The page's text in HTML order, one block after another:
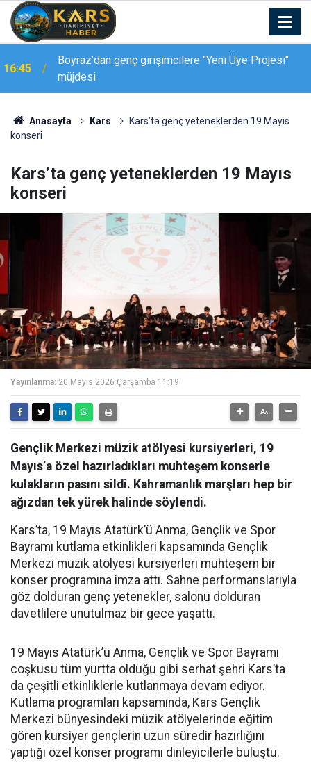
16:37
Palandöken Geçidi’nde feci kaza: 150 metrelik
uçuruma yuvarlandı
Anasayfa Kars
Kars’ta genç yeteneklerden 19 Mayıs
konseri
Kars’ta genç yeteneklerden 19 Mayıs
konseri
Yayınlanma: 20 Mayıs 2026 Çarşamba 11:19
Gençlik Merkezi müzik atölyesi kursiyerleri, 19
Mayıs’a özel hazırladıkları muhteşem konserle
kulakların pasını sildi. Kahramanlık marşları hep bir
ağızdan tek yürek halinde söylendi.
Kars’ta, 19 Mayıs Atatürk’ü Anma, Gençlik ve Spor
Bayramı kutlama etkinlikleri kapsamında Gençlik
Merkezi müzik atölyesi kursiyerleri muhteşem bir
konser programına imza attı. Sahne performanslarıyla
göz dolduran genç yetenekler, salonu dolduran
davetlilere unutulmaz bir gece yaşattı.
19 Mayıs Atatürk’ü Anma, Gençlik ve Spor Bayramı
coşkusu tüm yurtta olduğu gibi serhat şehri Kars’ta
da çeşitli etkinliklerle kutlanmaya devam ediyor.
Kutlama programları kapsamında, Kars Gençlik
Merkezi bünyesindeki müzik atölyelerinde eğitim
gören kursiyer gençlerin uzun süredir hazırlığını
yaptığı özel konser programı dinleyicilerle buluştu.